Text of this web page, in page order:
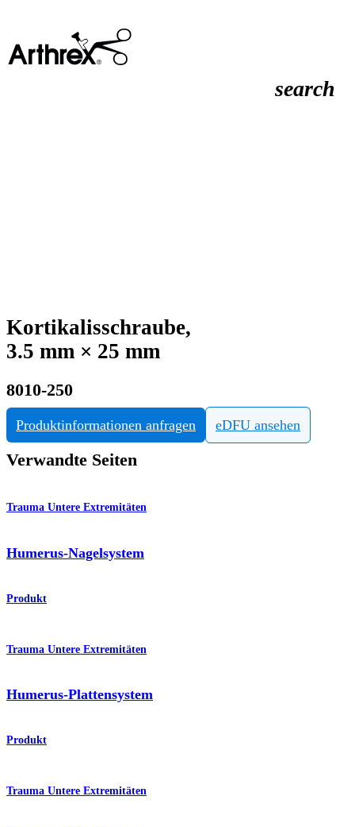
search
Kortikalisschraube,
3.5 mm × 25 mm
8010-250
Produktinformationen anfragen eDFU ansehen
Verwandte Seiten
Trauma Untere Extremitäten
Humerus-Nagelsystem
Produkt
Trauma Untere Extremitäten
Humerus-Plattensystem
Produkt
Trauma Untere Extremitäten